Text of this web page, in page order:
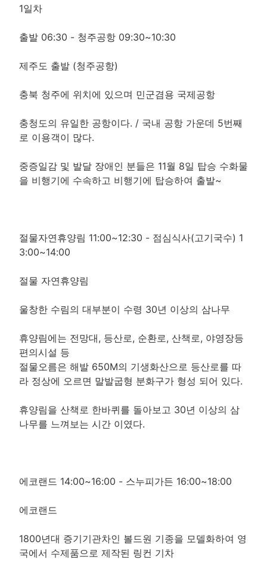
1일차
출발 06:30 - 청주공항 09:30~10:30
제주도 출발 (청주공항)
충북 청주에 위치에 있으며 민군겸용 국제공항
충청도의 유일한 공항이다. / 국내 공항 가운데 5번째
로 이용객이 많다.
중증일감 및 발달 장애인 분들은 11월 8일 탑승 수화물
을 비행기에 수속하고 비행기에 탑승하여 출발~
절물자연휴양림 11:00~12:30 - 점심식사(고기국수) 1
3:00~14:00
절물 자연휴양림
울창한 수림의 대부분이 수령 30년 이상의 삼나무
휴양림에는 전망대, 등산로, 순환로, 산책로, 야영장등
편의시설 등
절물오름은 해발 650M의 기생화산으로 등산로를 따
라 정상에 오르면 말발굽형 분화구가 형성 되어 있다.
휴양림을 산책로 한바퀴를 돌아보고 30년 이상의 삼
나무를 느껴보는 시간 이였다.
에코랜드 14:00~16:00 - 스누피가든 16:00~18:00
에코랜드
1800년대 증기기관차인 볼드원 기종을 모델화하여 영
국에서 수제품으로 제작된 링컨 기차